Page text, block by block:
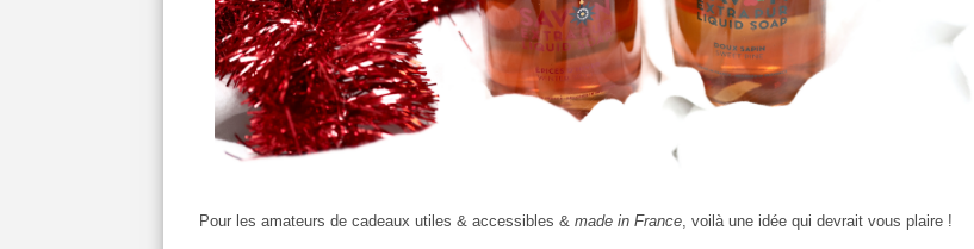
Pour les amateurs de cadeaux utiles & accessibles & made in France , voilà une idée qui devrait vous plaire !